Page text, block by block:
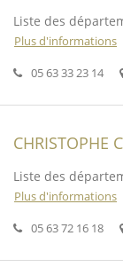
Liste des
Plus d'informations
05 63 33 23 14
CHRISTOPHE
Liste des
Plus d'informations
05 63 72 16 18